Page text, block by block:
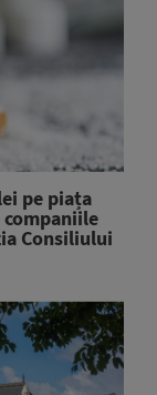
pe piața
Consiliului